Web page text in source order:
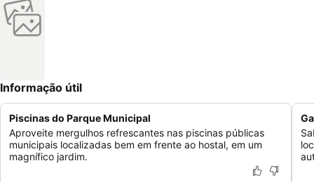
Informação útil
Piscinas do Parque Municipal
Aproveite mergulhos refrescantes nas piscinas públicas
municipais localizadas bem em frente ao hostal, em um
magnífico jardim.